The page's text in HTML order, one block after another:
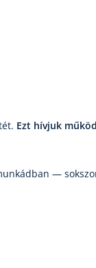
Ezt hívjuk
—